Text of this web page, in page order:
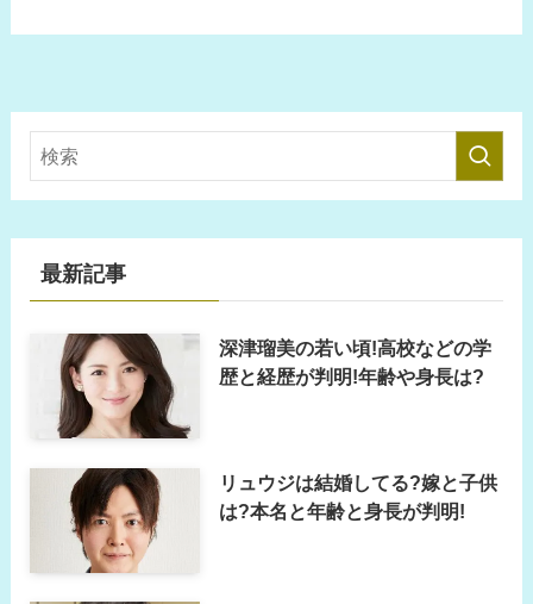
最新記事
深津瑠美の若い頃!高校などの学
歴と経歴が判明!年齢や身長は?
リュウジは結婚してる?嫁と子供
は?本名と年齢と身長が判明!